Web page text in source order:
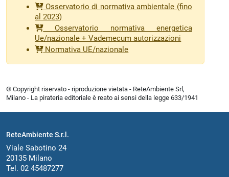
Osservatorio di normativa ambientale (fino
al 2023)
Osservatorio normativa energetica
Ue/nazionale + Vademecum autorizzazioni
Normativa UE/nazionale
© Copyright riservato - riproduzione vietata - ReteAmbiente Srl,
Milano - La pirateria editoriale è reato ai sensi della legge 633/1941
ReteAmbiente S.r.l.
Viale Sabotino 24
20135 Milano
Tel. 02 45487277